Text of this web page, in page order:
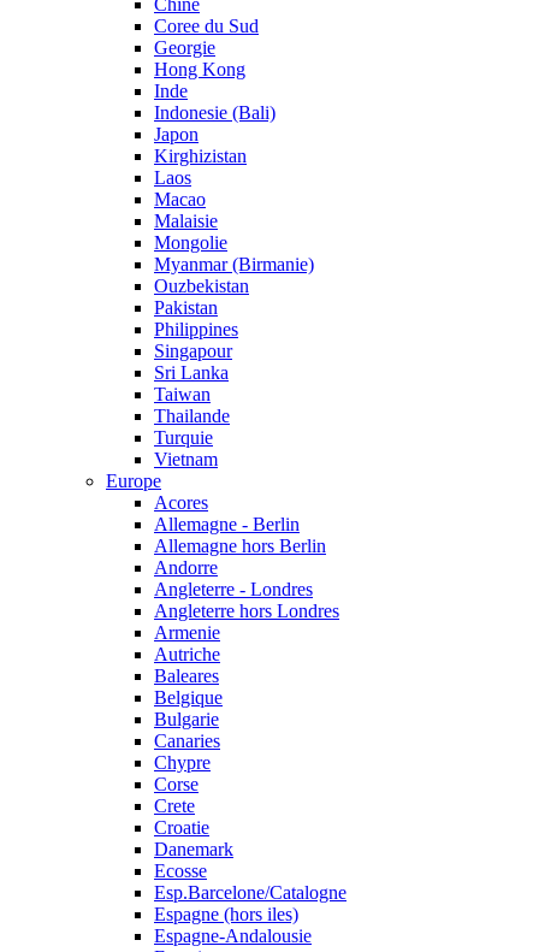
Chine
Coree du Sud
Georgie
Hong Kong
Inde
Indonesie (Bali)
Japon
Kirghizistan
Laos
Macao
Malaisie
Mongolie
Myanmar (Birmanie)
Ouzbekistan
Pakistan
Philippines
Singapour
Sri Lanka
Taiwan
Thailande
Turquie
Vietnam
Europe
Acores
Allemagne - Berlin
Allemagne hors Berlin
Andorre
Angleterre - Londres
Angleterre hors Londres
Armenie
Autriche
Baleares
Belgique
Bulgarie
Canaries
Chypre
Corse
Crete
Croatie
Danemark
Ecosse
Esp.Barcelone/Catalogne
Espagne (hors iles)
Espagne-Andalousie